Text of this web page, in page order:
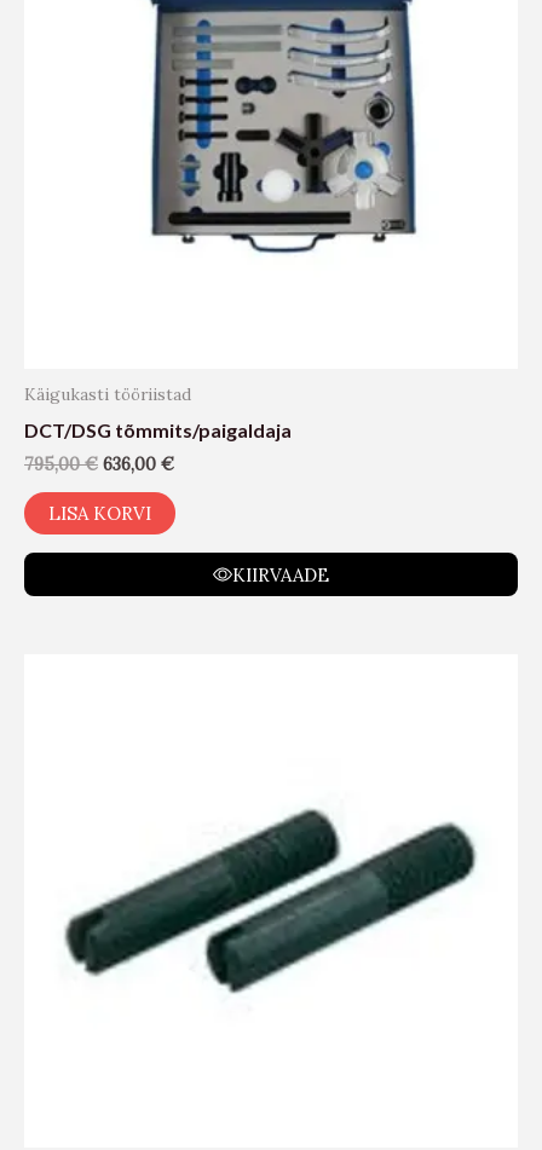
Käigukasti tööriistad
DCT/DSG tõmmits/paigaldaja
795,00€ 636,00 €
LISA KORVI
KIIRVAADE